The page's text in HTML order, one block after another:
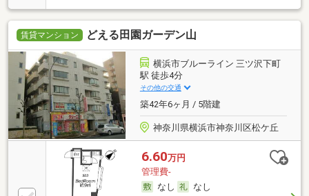
賃貸マンション どえる田園ガーデン山
横浜市ブルーライン 三ツ沢下町
駅 徒歩4分
その他の交通
築42年6ヶ月 / 5階建
神奈川県横浜市神奈川区松ケ丘
6.60万円
管理費-
なし
なし